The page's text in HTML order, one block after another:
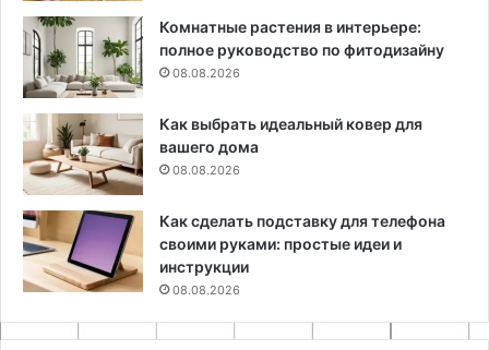
Комнатные растения в интерьере:
полное руководство по фитодизайну
08.08.2026
Как выбрать идеальный ковер для
вашего дома
08.08.2026
Как сделать подставку для телефона
своими руками: простые идеи и
инструкции
08.08.2026